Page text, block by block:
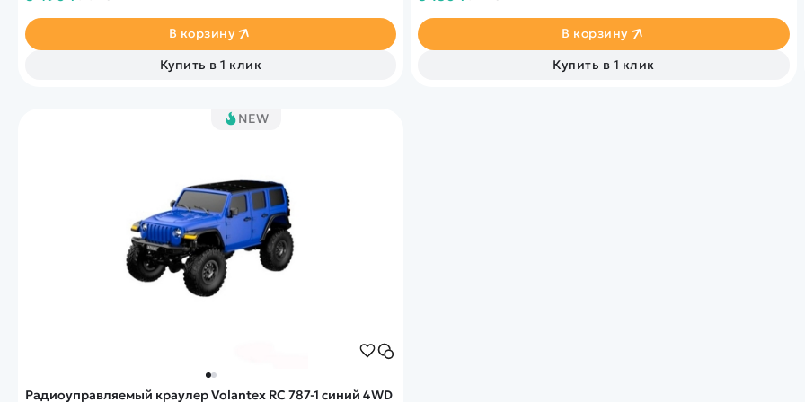
В корзину
Купить в 1 клик
В корзину
Купить в 1 клик
NEW
Радиоуправляемый краулер Volantex RC 787-1 синий 4WD